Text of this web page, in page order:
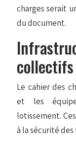
charges serait
du document.
Le cahier des
et les
lotissement.
à la sécurité